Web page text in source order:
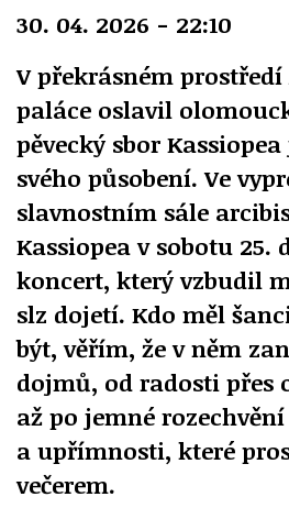
30. 04. 2026 - 22:10
V překrásném
paláce oslavil
pěvecký sbor
svého působení. Ve
slavnostním sále
Kassiopea v sobotu 25.
koncert, který vzbudil
slz dojetí. Kdo měl
být, věřím, že v něm
dojmů, od radosti přes
až po jemné
a upřímnosti, které
večerem.